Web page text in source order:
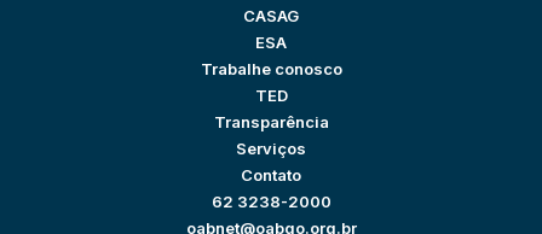
CASAG
ESA
Trabalhe conosco
TED
Transparência
Serviços
Contato
62 3238-2000
oabnet@oabgo.org.br